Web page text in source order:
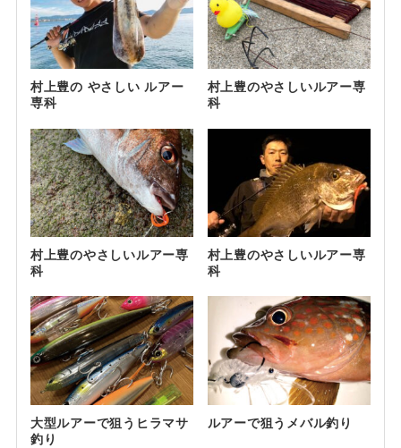
村上豊の やさしい ルアー
専科
村上豊のやさしいルアー専
科
村上豊のやさしいルアー専
科
村上豊のやさしいルアー専
科
大型ルアーで狙うヒラマサ
釣り
ルアーで狙うメバル釣り